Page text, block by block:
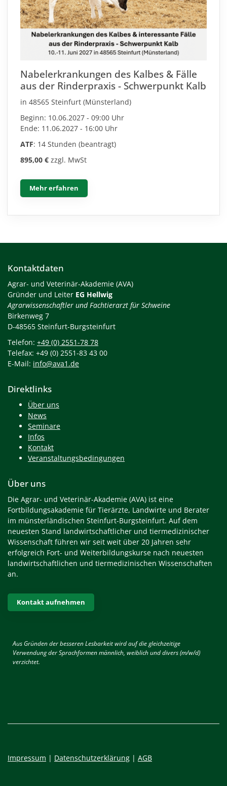
Nabelerkrankungen des Kalbes & Fälle
aus der Rinderpraxis - Schwerpunkt Kalb
in 48565 Steinfurt (Münsterland)
Beginn: 10.06.2027 - 09:00 Uhr
Ende: 11.06.2027 - 16:00 Uhr
ATF: 14 Stunden (beantragt)
895,00 € zzgl. MwSt
Mehr erfahren
Kontaktdaten
Agrar- und Veterinär-Akademie (AVA)
Gründer und Leiter EG Hellwig
Agrarwissenschaftler und Fachtierarzt für Schweine
Birkenweg 7
D-48565 Steinfurt-Burgsteinfurt
Telefon: +49 (0) 2551-78 78
Telefax: +49 (0) 2551-83 43 00
E-Mail: info@ava1.de
Direktlinks
Über uns
News
Seminare
Infos
Kontakt
Veranstaltungsbedingungen
Über uns
Die Agrar- und Veterinär-Akademie (AVA) ist eine
Fortbildungsakademie für Tierärzte, Landwirte und Berater
im münsterländischen Steinfurt-Burgsteinfurt. Auf dem
neuesten Stand landwirtschaftlicher und tiermedizinischer
Wissenschaft führen wir seit weit über 20 Jahren sehr
erfolgreich Fort- und Weiterbildungskurse nach neuesten
landwirtschaftlichen und tiermedizinischen Wissenschaften
an.
Kontakt aufnehmen
Aus Gründen der besseren Lesbarkeit wird auf die gleichzeitige
Verwendung der Sprachformen männlich, weiblich und divers (m/w/d)
verzichtet.
Impressum | Datenschutzerklärung | AGB